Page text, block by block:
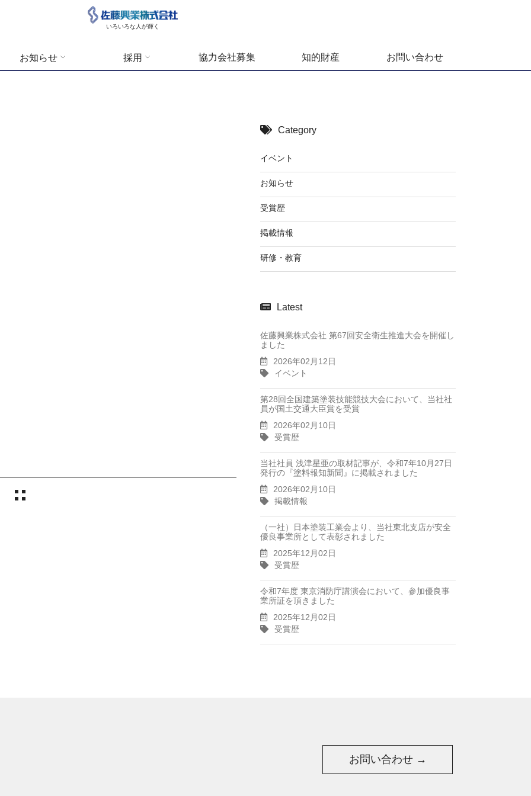
いろいろな人が輝く
お知らせ 採用 協力会社募集 知的財産 お問い合わせ
Category
イベント
お知らせ
受賞歴
掲載情報
研修・教育
Latest
佐藤興業株式会社 第67回安全衛生推進大会を開催し
ました
2026年02月12日
イベント
第28回全国建築塗装技能競技大会において、当社社
員が国土交通大臣賞を受賞
2026年02月10日
受賞歴
当社社員 浅津星亜の取材記事が、令和7年10月27日
発行の『塗料報知新聞』に掲載されました
2026年02月10日
掲載情報
（一社）日本塗装工業会より、当社東北支店が安全
優良事業所として表彰されました
2025年12月02日
受賞歴
令和7年度 東京消防庁講演会において、参加優良事
業所証を頂きました
2025年12月02日
受賞歴
お問い合わせ →